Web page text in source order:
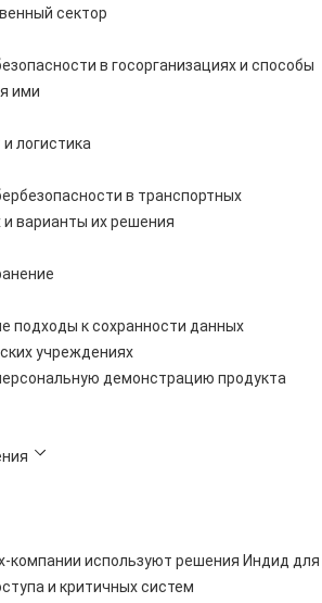
сектор
в госорганизациях и способы
ими
логистика
в транспортных
и варианты их решения
подходы к сохранности данных
учреждениях
демонстрацию продукта
компании используют решения Индид для
и критичных систем